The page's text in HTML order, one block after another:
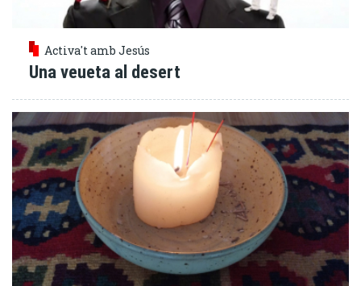
Activa't amb Jesús
Una veueta al desert